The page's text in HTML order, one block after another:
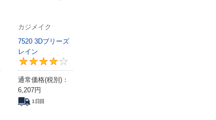
5
カジメイク
7520 3Dブリーズ
レイン
通常価格(税別)：
6,207円
1日目